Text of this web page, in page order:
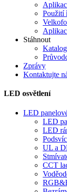
Použití
Stáhnout
Zprávy
Kontaktujte
LED osvětlení
LED
LED
LED
UL a
CCT